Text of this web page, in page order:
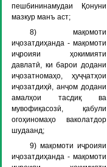
пешбининамудаи Қонуни
мазкур манъ аст;
8) мақомоти
иҷозатдиҳанда - мақомоти
иҷроияи ҳокимияти
давлатӣ, ки барои додани
иҷозатномаҳо, ҳуҷҷатҳои
иҷозатдиҳӣ, анҷом додани
амалҳои тасдиқ ва
мувофиқасозӣ, қабули
огоҳиномаҳо ваколатдор
шудаанд;
9) мақомоти иҷроияи
иҷозатдиҳанда - мақомоти